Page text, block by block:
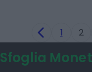
1 2
Sfoglia